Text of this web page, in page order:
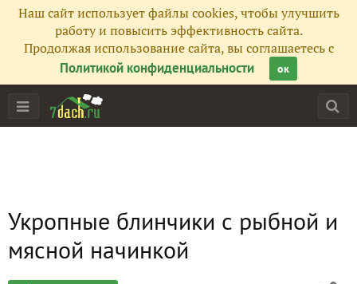
Наш сайт использует файлы cookies, чтобы улучшить
работу и повысить эффективность сайта.
Продолжая использование сайта, вы соглашаетесь с
Политикой конфиденциальности
ок
Укропные блинчики с рыбной и
мясной начинкой